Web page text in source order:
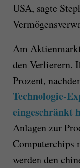
USA, sagte
Am
den Verlierern.
Prozent,
Technologie-
eingeschränkt
Anlagen zur
Computerchips
werden den